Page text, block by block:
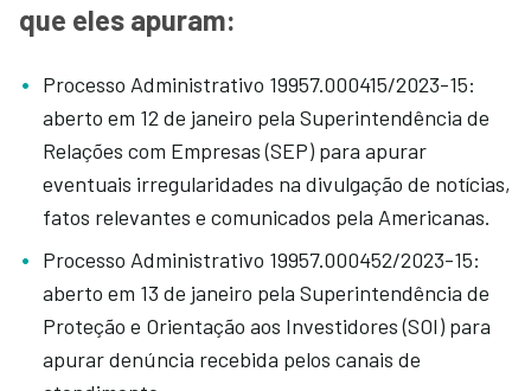
que eles apuram:
Processo Administrativo 19957.000415/2023-15:
aberto em 12 de janeiro pela Superintendência de
Relações com Empresas (SEP) para apurar
eventuais irregularidades na divulgação de notícias,
fatos relevantes e comunicados pela Americanas.
Processo Administrativo 19957.000452/2023-15:
aberto em 13 de janeiro pela Superintendência de
Proteção e Orientação aos Investidores (SOI) para
apurar denúncia recebida pelos canais de